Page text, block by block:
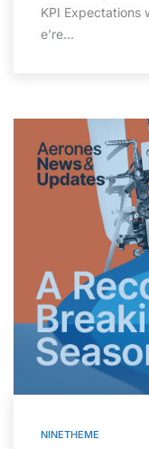
KPI Expectations
e’re...
NINETHEME